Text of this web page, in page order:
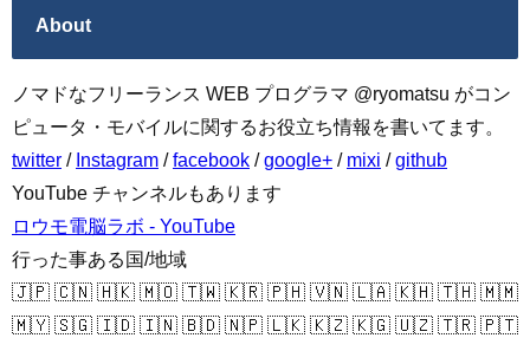
About
ノマドなフリーランス WEB プログラマ @ryomatsu がコン
ピュータ・モバイルに関するお役立ち情報を書いてます。
twitter / Instagram /facebook /google+ / mixi /github
YouTube チャンネルもあります
ロウモ電脳ラボ - YouTube
行った事ある国/地域
🇯🇵 🇨🇳 🇭🇰 🇲🇴 🇹🇼 🇰🇷 🇵🇭 🇻🇳 🇱🇦 🇰🇭 🇹🇭 🇲🇲
🇲🇾 🇸🇬 🇮🇩 🇮🇳 🇧🇩 🇳🇵 🇱🇰 🇰🇿 🇰🇬 🇺🇿 🇹🇷 🇵🇹